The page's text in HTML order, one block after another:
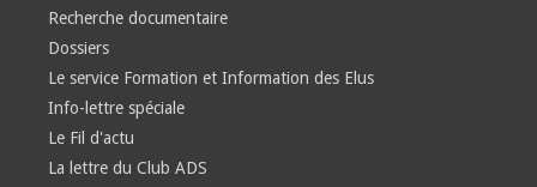
Recherche documentaire
Dossiers
Le service Formation et Information des Elus
Info-lettre spéciale
Le Fil d'actu
La lettre du Club ADS